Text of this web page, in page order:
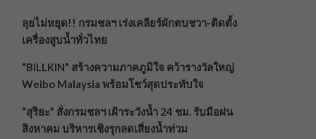
ลุยไม่หยุด!! กรมชลฯ เร่งเคลียร์ผักตบชวา-ติดตั้ง
เครื่องสูบน้ำทั่วไทย
“BILLKIN” สร้างความภาคภูมิใจ คว้ารางวัลใหญ่
Weibo Malaysia พร้อมโชว์สุดประทับใจ
“สุริยะ” สั่งกรมชลฯ เฝ้าระวังน้ำ 24 ชม. รับมือฝน
สิงหาคม บริหารเชิงรุกลดเสี่ยงน้ำท่วม